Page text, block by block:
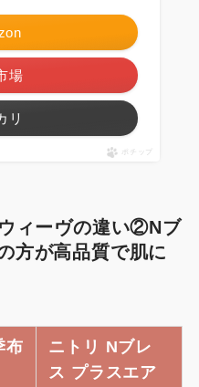
場
リ
ポチップ
ィーヴの違い②Nブ
方が高品質で肌に
布
ニトリ Nブレ
ス プラスエア